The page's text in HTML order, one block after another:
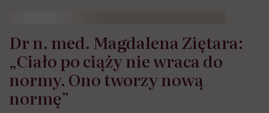
Dr n. med. Magdalena Ziętara:
„Ciało po ciąży nie wraca do
normy. Ono tworzy nową
normę”